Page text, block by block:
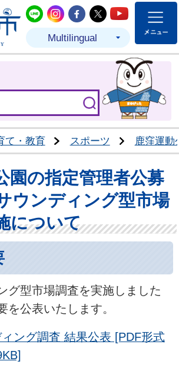
結城市公式LINE
結城市公式Instagram
結城市公式
結城市公式
結城市
Multilingual
て・教育 スポーツ 鹿窪運動
園の指定管理者公募
ウンディング型市場
について
グ型市場調査を実施しました
を公表いたします。
ング調査 結果公表 [PDF形式